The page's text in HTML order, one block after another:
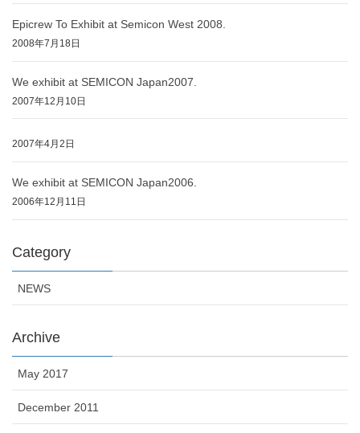
Epicrew To Exhibit at Semicon West 2008.
2008年7月18日
We exhibit at SEMICON Japan2007.
2007年12月10日
2007年4月2日
We exhibit at SEMICON Japan2006.
2006年12月11日
Category
NEWS
Archive
May 2017
December 2011